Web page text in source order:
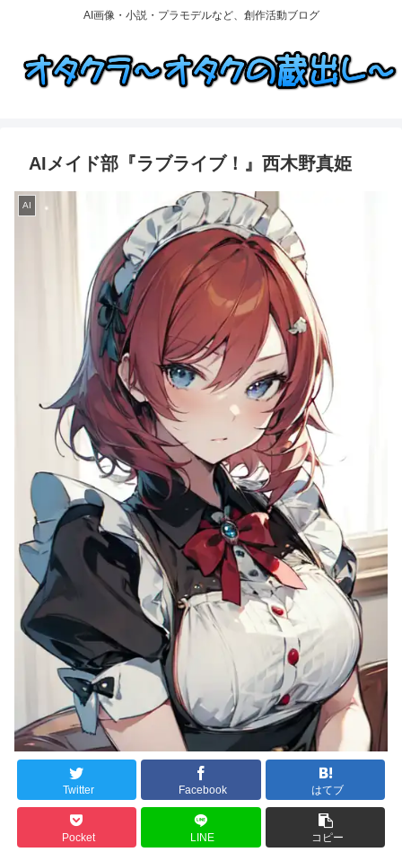
AI画像・小説・プラモデルなど、創作活動ブログ
AIメイド部『ラブライブ！』西木野真姫
AI
Twitter Facebook はてブ
Pocket LINE コピー